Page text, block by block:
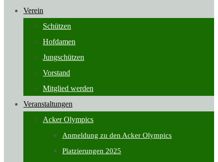
Verein
Schützen
Hofdamen
Jungschützen
Vorstand
Mitglied werden
Veranstaltungen
Acker Olympics
Anmeldung zu den Acker Olympics
Platzierungen 2025